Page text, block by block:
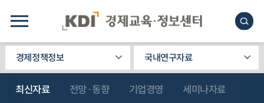
경제정책정보 국내연구자료
최신자료 전망·동향 기업경영 세미나자료